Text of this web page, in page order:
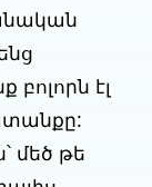
բոլորն էլ
մեծ թե